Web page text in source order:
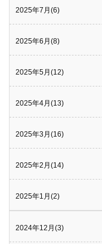
2025年7月(6)
2025年6月(8)
2025年5月(12)
2025年4月(13)
2025年3月(16)
2025年2月(14)
2025年1月(2)
2024年12月(3)